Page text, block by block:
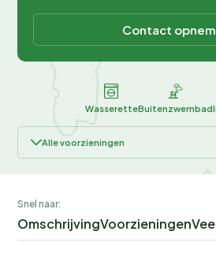
Contact
WasseretteBuitenzwembad
Alle voorzieningen
Snel naar:
OmschrijvingVoorzieningen